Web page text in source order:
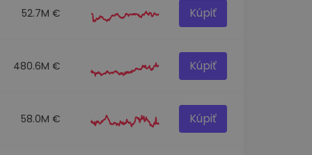
52.7M € Kúpiť
480.6M € Kúpiť
58.0M € Kúpiť